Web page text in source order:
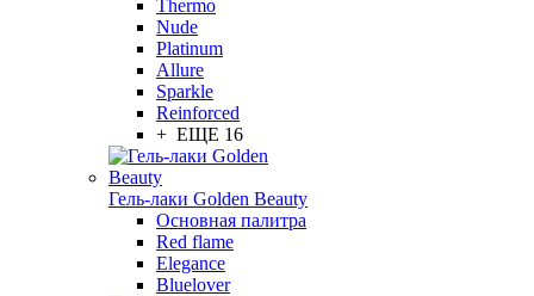
Thermo
Nude
Platinum
Allure
Sparkle
Reinforced
+ ЕЩЕ 16
Гель-лаки Golden Beauty
Основная палитра
Red flame
Elegance
Bluelover